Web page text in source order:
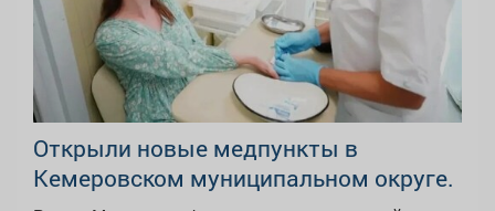
Открыли новые медпункты в
Кемеровском муниципальном округе.